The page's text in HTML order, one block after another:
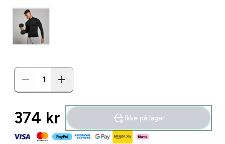
374 kr‎ Ikke på lager